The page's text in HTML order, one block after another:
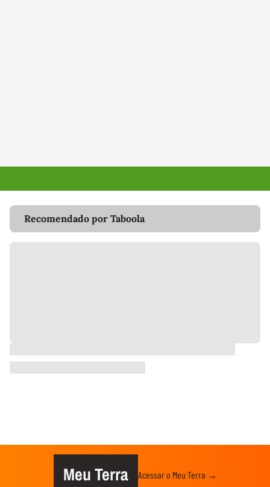
Recomendado por Taboola
Meu Terra Acessar o Meu Terra →